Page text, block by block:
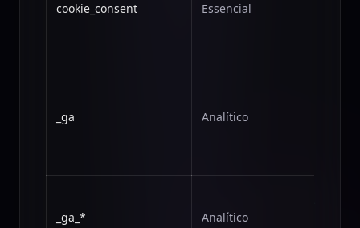
cookie_consent Essencial
_ga Analítico
_ga_* Analítico